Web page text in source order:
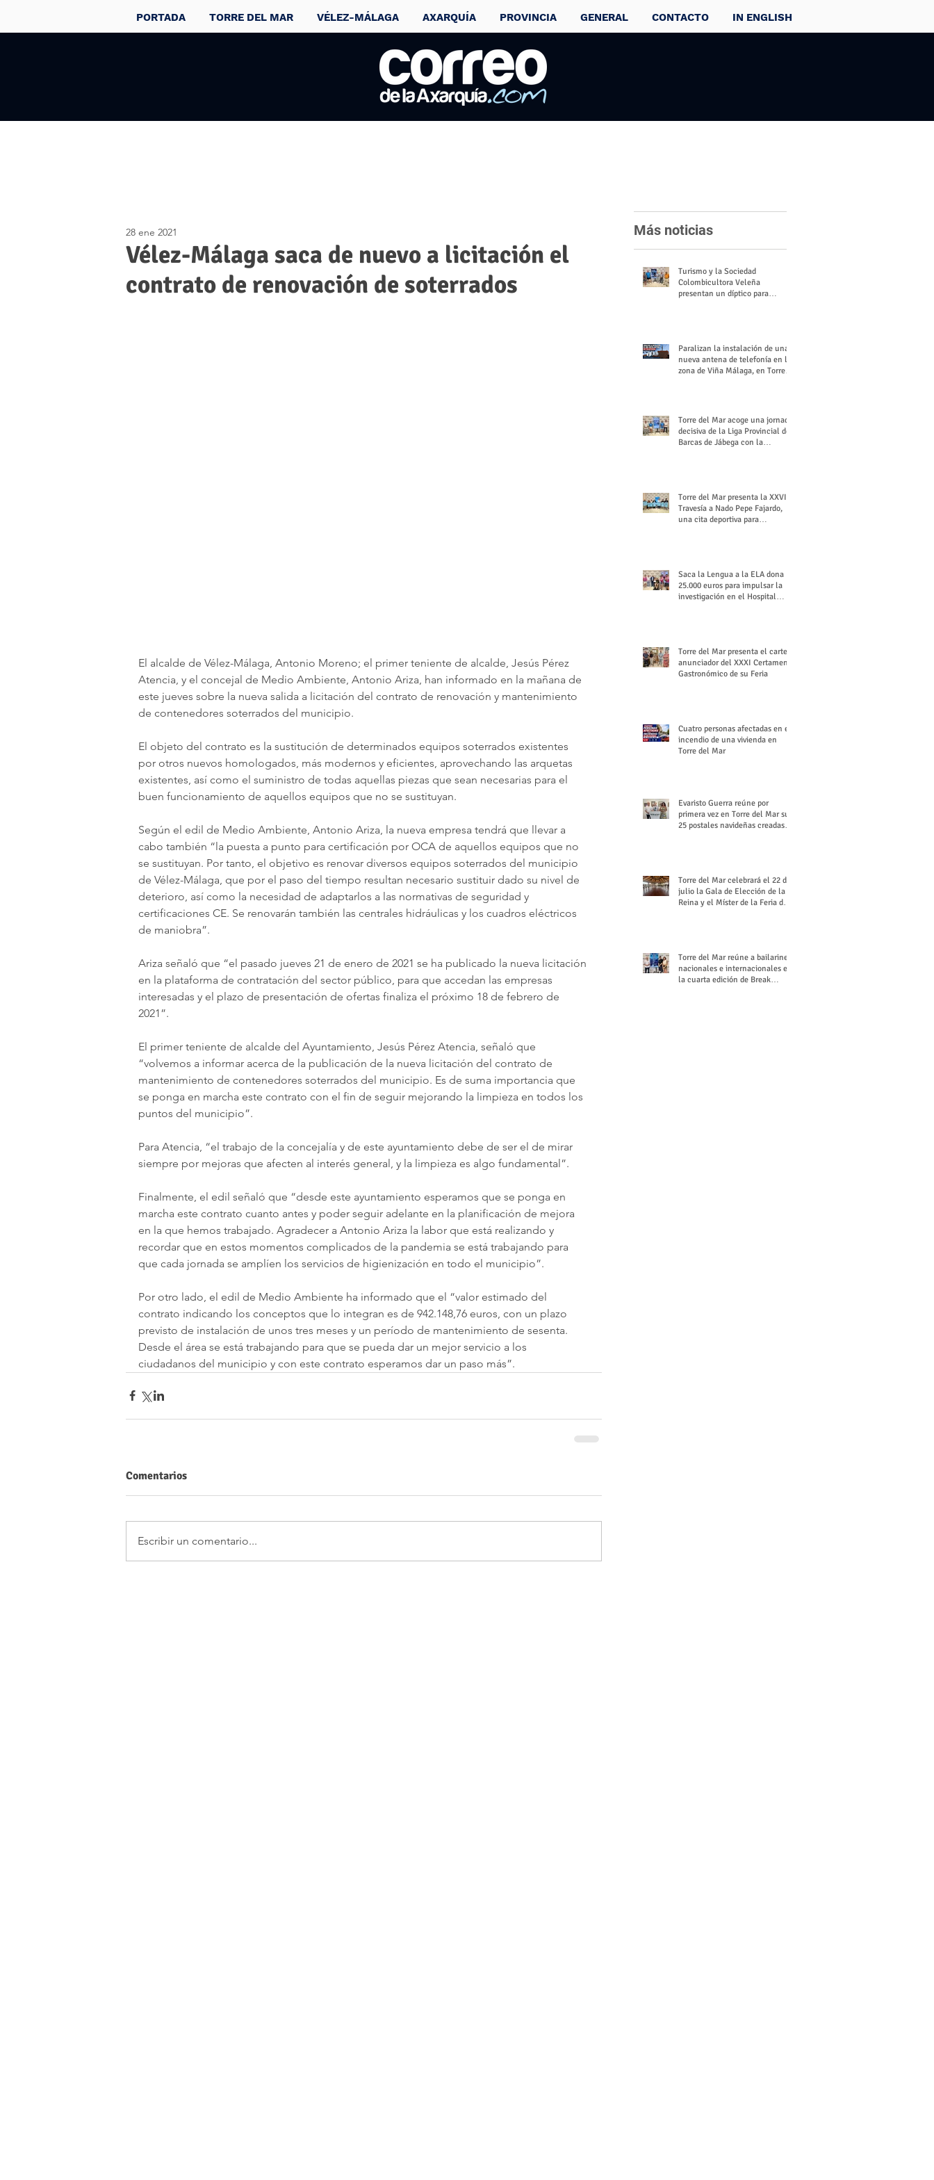
PORTADA TORRE DEL MAR VÉLEZ-MÁLAGA AXARQUÍA PROVINCIA GENERAL CONTACTO IN ENGLISH
Vélez-Málaga saca de nuevo a licitación el
contrato de renovación de soterrados
28 ene 2021
El alcalde de Vélez-Málaga, Antonio Moreno; el primer teniente de alcalde, Jesús Pérez
Atencia, y el concejal de Medio Ambiente, Antonio Ariza, han informado en la mañana de
este jueves sobre la nueva salida a licitación del contrato de renovación y mantenimiento
de contenedores soterrados del municipio.
El objeto del contrato es la sustitución de determinados equipos soterrados existentes
por otros nuevos homologados, más modernos y eficientes, aprovechando las arquetas
existentes, así como el suministro de todas aquellas piezas que sean necesarias para el
buen funcionamiento de aquellos equipos que no se sustituyan.
Según el edil de Medio Ambiente, Antonio Ariza, la nueva empresa tendrá que llevar a
cabo también “la puesta a punto para certificación por OCA de aquellos equipos que no
se sustituyan. Por tanto, el objetivo es renovar diversos equipos soterrados del municipio
de Vélez-Málaga, que por el paso del tiempo resultan necesario sustituir dado su nivel de
deterioro, así como la necesidad de adaptarlos a las normativas de seguridad y
certificaciones CE. Se renovarán también las centrales hidráulicas y los cuadros eléctricos
de maniobra”.
Ariza señaló que “el pasado jueves 21 de enero de 2021 se ha publicado la nueva licitación
en la plataforma de contratación del sector público, para que accedan las empresas
interesadas y el plazo de presentación de ofertas finaliza el próximo 18 de febrero de
2021”.
El primer teniente de alcalde del Ayuntamiento, Jesús Pérez Atencia, señaló que
“volvemos a informar acerca de la publicación de la nueva licitación del contrato de
mantenimiento de contenedores soterrados del municipio. Es de suma importancia que
se ponga en marcha este contrato con el fin de seguir mejorando la limpieza en todos los
puntos del municipio”.
Para Atencia, “el trabajo de la concejalía y de este ayuntamiento debe de ser el de mirar
siempre por mejoras que afecten al interés general, y la limpieza es algo fundamental”.
Finalmente, el edil señaló que “desde este ayuntamiento esperamos que se ponga en
marcha este contrato cuanto antes y poder seguir adelante en la planificación de mejora
en la que hemos trabajado. Agradecer a Antonio Ariza la labor que está realizando y
recordar que en estos momentos complicados de la pandemia se está trabajando para
que cada jornada se amplíen los servicios de higienización en todo el municipio”.
Por otro lado, el edil de Medio Ambiente ha informado que el “valor estimado del
contrato indicando los conceptos que lo integran es de 942.148,76 euros, con un plazo
previsto de instalación de unos tres meses y un período de mantenimiento de sesenta.
Desde el área se está trabajando para que se pueda dar un mejor servicio a los
ciudadanos del municipio y con este contrato esperamos dar un paso más”.
Comentarios
Escribir un comentario...
Más noticias
Turismo y la Sociedad
Colombicultora Veleña
presentan un díptico para
Paralizan la instalación de una
nueva antena de telefonía en la
zona de Viña Málaga, en Torre
Torre del Mar acoge una jornada
decisiva de la Liga Provincial de
Barcas de Jábega con la
Torre del Mar presenta la XXVI
Travesía a Nado Pepe Fajardo,
una cita deportiva para
Saca la Lengua a la ELA dona
25.000 euros para impulsar la
investigación en el Hospital
Torre del Mar presenta el cartel
anunciador del XXXI Certamen
Gastronómico de su Feria
Cuatro personas afectadas en el
incendio de una vivienda en
Torre del Mar
Evaristo Guerra reúne por
primera vez en Torre del Mar sus
25 postales navideñas creadas
Torre del Mar celebrará el 22 de
julio la Gala de Elección de la
Reina y el Míster de la Feria de
Torre del Mar reúne a bailarines
nacionales e internacionales en
la cuarta edición de Break